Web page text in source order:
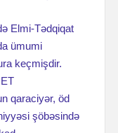
Elmi-Tədqiqat
ümumi
keçmişdir.
qaraciyər, öd
şöbəsində